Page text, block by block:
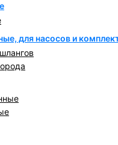
для насосов и